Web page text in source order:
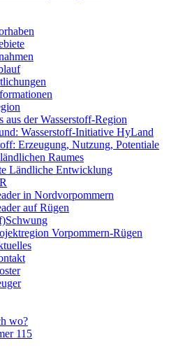
aus der Wasserstoff-Region
Wasserstoff-Initiative HyLand
Erzeugung, Nutzung, Potentiale
Raumes
Ländliche Entwicklung
in Nordvorpommern
auf Rügen
Vorpommern-Rügen
wo?
115